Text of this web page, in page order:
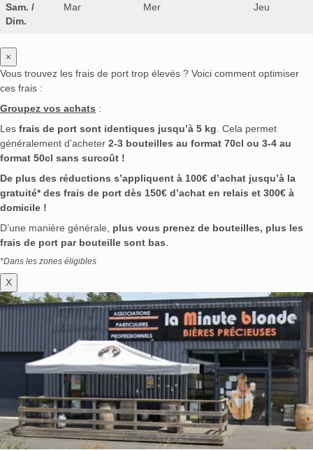
Sam. /
Dim.
Mar Mer Jeu
×
Vous trouvez les frais de port trop élevés ? Voici comment optimiser
ces frais :
Groupez vos achats :
Les frais de port sont identiques jusqu’à 5 kg. Cela permet
généralement d’acheter 2-3 bouteilles au format 70cl ou 3-4 au
format 50cl sans surcoût !
De plus des réductions s’appliquent à 100€ d’achat jusqu’à la
gratuité* des frais de port dès 150€ d’achat en relais et 300€ à
domicile !
D’une manière générale, plus vous prenez de bouteilles, plus les
frais de port par bouteille sont bas.
*Dans les zones éligibles
X